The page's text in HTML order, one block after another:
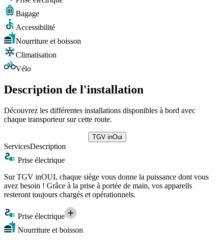
Bagage
Accessibilité
Nourriture et boisson
Climatisation
Vélo
Description de l'installation
Découvrez les différentes installations disponibles à bord avec
chaque transporteur sur cette route.
TGV inOui
ServicesDescription
Prise électrique
Sur TGV inOUI, chaque siège vous donne la puissance dont vous
avez besoin ! Grâce à la prise à portée de main, vos appareils
resteront toujours chargés et opérationnels.
Prise électrique
Nourriture et boisson